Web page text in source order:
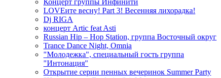
Концерт группы Инфинити
LOVEите весну! Part 3! Весенняя лихорадка!
Dj RIGA
концерт Artic feat Asti
Russian Hip – Hop Station, группа Восточный округ
Trance Dance Night, Omnia
"Молодежка", специальный гость группа
"Интонация"
Открытие серии пенных вечеринок Summer Party